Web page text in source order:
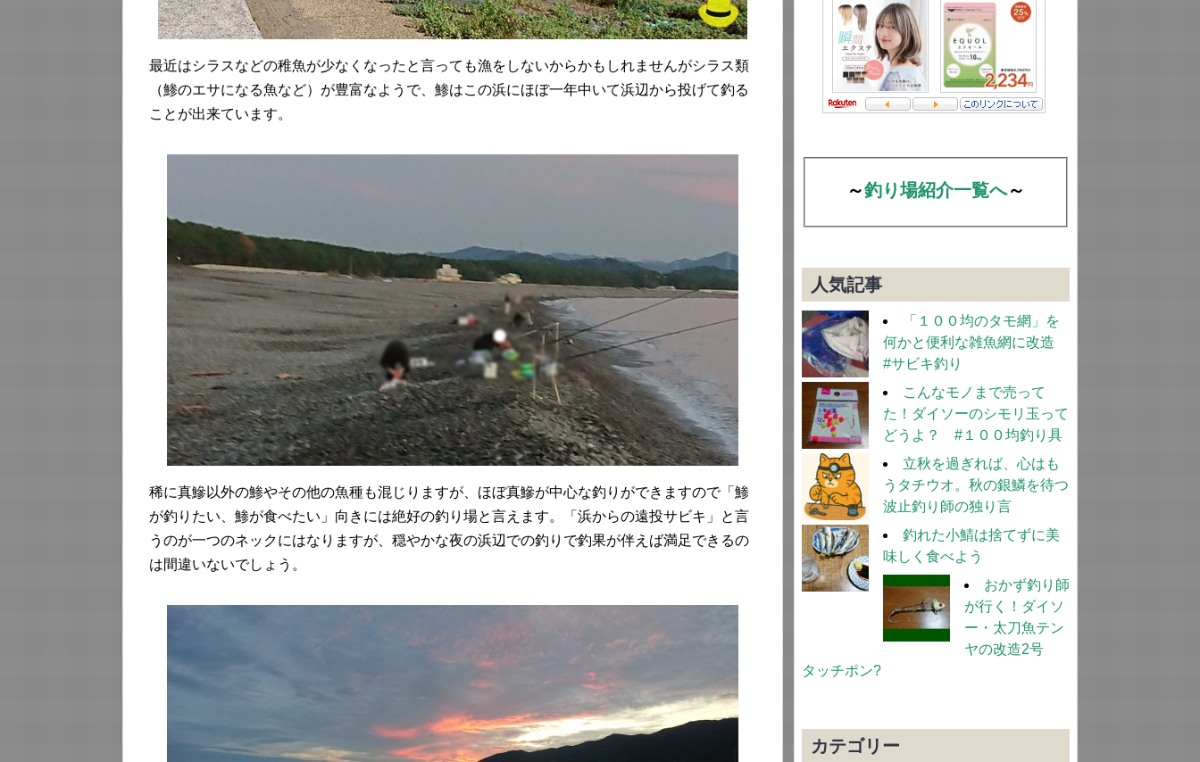
最近はシラスなどの稚魚が少なくなったと言っても漁をしないからかもしれませんがシラス類
（鯵のエサになる魚など）が豊富なようで、鯵はこの浜にほぼ一年中いて浜辺から投げて釣る
ことが出来ています。
稀に真鰺以外の鯵やその他の魚種も混じりますが、ほぼ真鰺が中心な釣りができますので「鯵
が釣りたい、鯵が食べたい」向きには絶好の釣り場と言えます。「浜からの遠投サビキ」と言
うのが一つのネックにはなりますが、穏やかな夜の浜辺での釣りで釣果が伴えば満足できるの
は間違いないでしょう。
～釣り場紹介一覧へ～
人気記事
「１００均のタモ網」を
何かと便利な雑魚網に改造
#サビキ釣り
こんなモノまで売って
た！ダイソーのシモリ玉って
どうよ？ #１００均釣り具
立秋を過ぎれば、心はも
うタチウオ。秋の銀鱗を待つ
波止釣り師の独り言
釣れた小鯖は捨てずに美
味しく食べよう
おかず釣り師
が行く！ダイソ
ー・太刀魚テン
ヤの改造2号
タッチポン?
カテゴリー